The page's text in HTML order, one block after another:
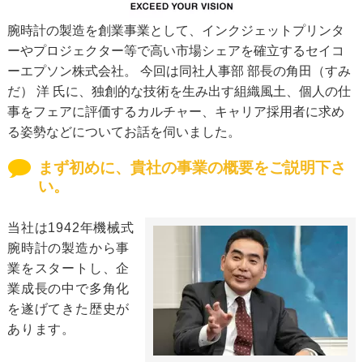
腕時計の製造を創業事業として、インクジェットプリンタ
ーやプロジェクター等で高い市場シェアを確立するセイコ
ーエプソン株式会社。 今回は同社人事部 部長の角田（すみ
だ） 洋 氏に、独創的な技術を生み出す組織風土、個人の仕
事をフェアに評価するカルチャー、キャリア採用者に求め
る姿勢などについてお話を伺いました。
まず初めに、貴社の事業の概要をご説明下さ
い。
当社は1942年機械式
腕時計の製造から事
業をスタートし、企
業成長の中で多角化
を遂げてきた歴史が
あります。